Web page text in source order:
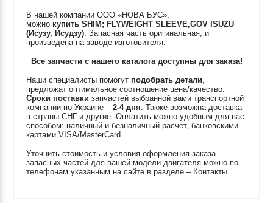
В нашей компании ООО «НОВА БУС»,
можно купитьSHIM; FLYWEIGHT SLEEVE,GOV ISUZU
(Исузу, Исудзу). Запасная часть оригинальная, и
произведена на заводе изготовителя.
Все запчасти с нашего каталога доступны для заказа!
Наши специалисты помогут подобрать детали,
предложат оптимальное соотношение цена/качество.
Сроки поставки запчастей выбранной вами транспортной
компании по Украине –2-4 дня. Также возможна доставка
в страны СНГ и другие. Оплатить можно удобным для вас
способом: наличный и безналичный расчет, банковскими
картами VISA/MasterCard.
Уточнить стоимость и условия оформления заказа
запасных частей для вашей модели двигателя можно по
телефонам указанным на сайте в разделе – Контакты.